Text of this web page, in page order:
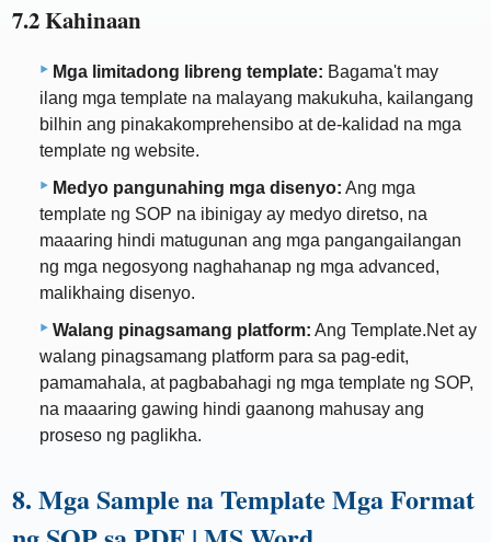
7.2 Kahinaan
Mga limitadong libreng template: Bagama't may
ilang mga template na malayang makukuha, kailangang
bilhin ang pinakakomprehensibo at de-kalidad na mga
template ng website.
Medyo pangunahing mga disenyo: Ang mga
template ng SOP na ibinigay ay medyo diretso, na
maaaring hindi matugunan ang mga pangangailangan
ng mga negosyong naghahanap ng mga advanced,
malikhaing disenyo.
Walang pinagsamang platform: Ang Template.Net ay
walang pinagsamang platform para sa pag-edit,
pamamahala, at pagbabahagi ng mga template ng SOP,
na maaaring gawing hindi gaanong mahusay ang
proseso ng paglikha.
8. Mga Sample na Template Mga Format